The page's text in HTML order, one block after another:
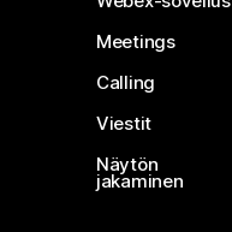
Meetings
Calling
Viestit
Näytön
jakaminen